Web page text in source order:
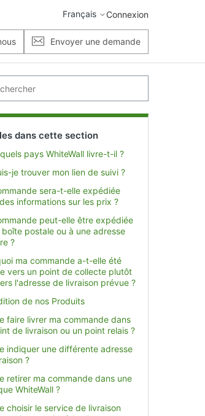
Français Connexion
Envoyer une demande
dans cette section
pays WhiteWall livre-t-il ?
je trouver mon lien de suivi ?
sera-t-elle expédiée
informations sur les prix ?
peut-elle être expédiée
boîte postale ou à une adresse
?
ma commande a-t-elle été
vers un point de collecte plutôt
l'adresse de livraison prévue ?
de nos Produits
faire livrer ma commande dans
de livraison ou un point relais ?
indiquer une différente adresse
?
retirer ma commande dans une
WhiteWall ?
choisir le service de livraison